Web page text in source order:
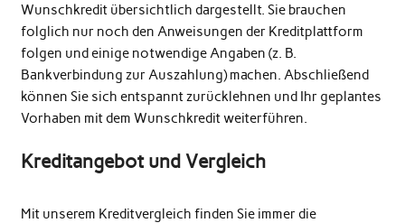
Wunschkredit übersichtlich dargestellt. Sie brauchen
folglich nur noch den Anweisungen der Kreditplattform
folgen und einige notwendige Angaben (z. B.
Bankverbindung zur Auszahlung) machen. Abschließend
können Sie sich entspannt zurücklehnen und Ihr geplantes
Vorhaben mit dem Wunschkredit weiterführen.
Kreditangebot und Vergleich
Mit unserem Kreditvergleich finden Sie immer die